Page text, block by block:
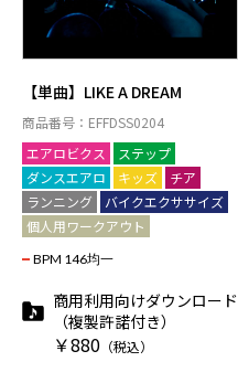
【単曲】LIKE A DREAM
商品番号：EFFDSS0204
エアロビクス
ステップ
ダンスエアロ
キッズ
チア
ランニング
バイクエクササイズ
個人用ワークアウト
BPM 146均一
商用利用向けダウンロード
（複製許諾付き）
￥880 （税込）